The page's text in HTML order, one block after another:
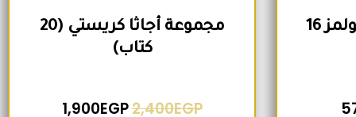
مجموعة شيرلوك هولمز 16
مجموعة أجاثا كريستي (20
كتاب)
2,400EGP
1,900EGP